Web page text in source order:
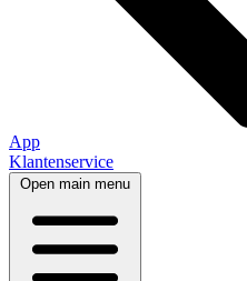
App
Klantenservice
Open main menu